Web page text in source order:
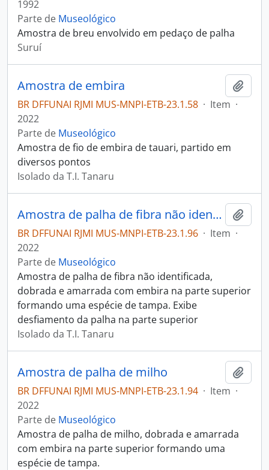
1992
Parte de Museológico
Amostra de breu envolvido em pedaço de palha
Suruí
Amostra de embira
BR DFFUNAI RJMI MUS-MNPI-ETB-23.1.58 · Item ·
2022
Parte de Museológico
Amostra de fio de embira de tauari, partido em
diversos pontos
Isolado da T.I. Tanaru
Amostra de palha de fibra não identificada
BR DFFUNAI RJMI MUS-MNPI-ETB-23.1.96 · Item ·
2022
Parte de Museológico
Amostra de palha de fibra não identificada,
dobrada e amarrada com embira na parte superior
formando uma espécie de tampa. Exibe
desfiamento da palha na parte superior
Isolado da T.I. Tanaru
Amostra de palha de milho
BR DFFUNAI RJMI MUS-MNPI-ETB-23.1.94 · Item ·
2022
Parte de Museológico
Amostra de palha de milho, dobrada e amarrada
com embira na parte superior formando uma
espécie de tampa.